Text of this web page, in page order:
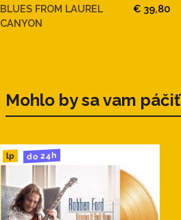
BLUES FROM LAUREL
CANYON
€ 39,80
Mohlo by sa vam páčiť
lp do 24h